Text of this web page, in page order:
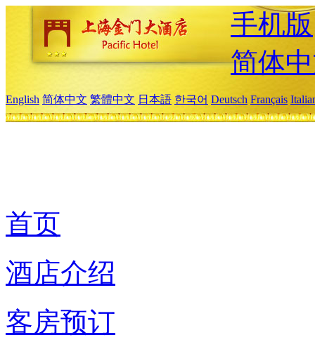
手机版
简体
English 简体中文 繁體中文 日本語 한국어 Deutsch Français
首页
酒店介绍
客房预订